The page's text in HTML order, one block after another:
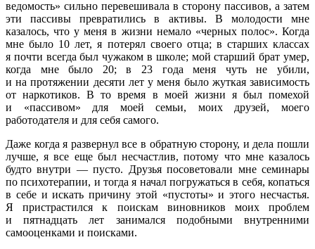
ведомость» сильно перевешивала в сторону пассивов, а затем
эти пассивы превратились в активы. В молодости мне
казалось, что у меня в жизни немало «черных полос». Когда
мне было 10 лет, я потерял своего отца; в старших классах
я почти всегда был чужаком в школе; мой старший брат умер,
когда мне было 20; в 23 года меня чуть не убили,
и на протяжении десяти лет у меня было жуткая зависимость
от наркотиков. В то время в моей жизни я был помехой
и «пассивом» для моей семьи, моих друзей, моего
работодателя и для себя самого.
Даже когда я развернул все в обратную сторону, и дела пошли
лучше, я все еще был несчастлив, потому что мне казалось
будто внутри — пусто. Друзья посоветовали мне семинары
по психотерапии, и тогда я начал погружаться в себя, копаться
в себе и искать причину этой «пустоты» и этого несчастья.
Я пристрастился к поискам виновников моих проблем
и пятнадцать лет занимался подобными внутренними
самооценками и поисками.